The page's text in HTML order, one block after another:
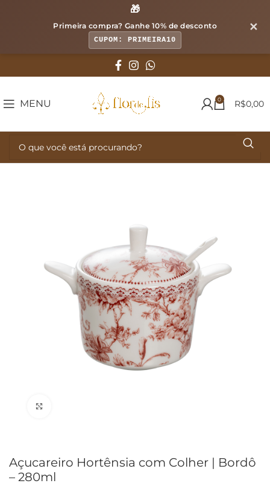
🎁
Primeira compra? Ganhe 10% de desconto
CUPOM: PRIMEIRA10
✕
MENU 0 R$0,00
Açucareiro Hortênsia com Colher | Bordô
– 280ml